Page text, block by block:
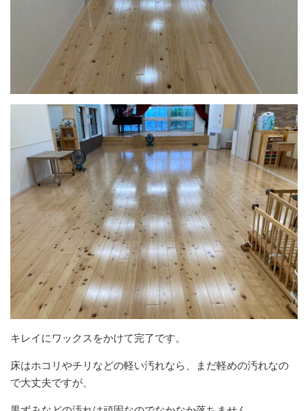
キレイにワックスをかけて完了です。
床はホコリやチリなどの軽い汚れなら、まだ軽めの汚れなの
で大丈夫ですが、